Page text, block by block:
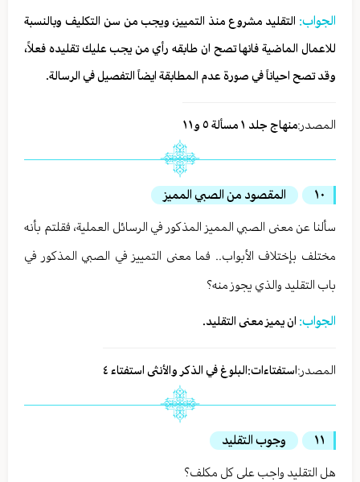
الجواب: التقليد مشروع منذ التمييز، ويجب من سن التكليف وبالنسبة
للاعمال الماضية فانها تصح ان طابقه رأي من يجب عليك تقليده فعلاً،
وقد تصح احياناً في صورة عدم المطابقة ايضاً التفصيل في الرسالة.
المصدر:منهاج جلد ١ مسألة ٥ و١١
١٠
المقصود من الصبي المميز
سألنا عن معنى الصبي المميز المذكور في الرسائل العملية، فقلتم بأنه
مختلف بإختلاف الأبواب.. فما معنى التمييز في الصبي المذكور في
باب التقليد والذي يجوز منه؟
الجواب: ان يميز معنى التقليد.
المصدر:استفتاءات:البلوغ في الذكر والأنثى استفتاء ٤
١١
وجوب التقليد
هل التقليد واجب على كل مكلف؟